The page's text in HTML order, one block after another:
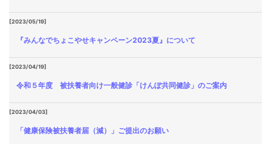
[2023/05/19]
『みんなでちょこやせキャンペーン2023夏』について
[2023/04/19]
令和５年度 被扶養者向け一般健診「けんぽ共同健診」のご案内
[2023/04/03]
「健康保険被扶養者届（減）」ご提出のお願い